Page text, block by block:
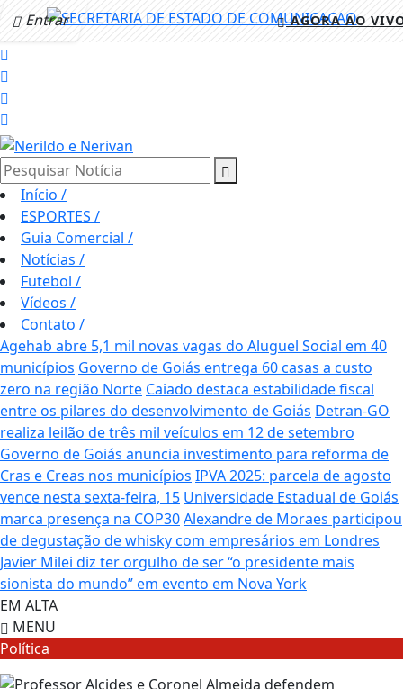
Entrar AGORA AO
Pesquisar Notícia
Início /
ESPORTES /
Guia Comercial /
Notícias /
Futebol /
Vídeos /
Contato /
Agehab abre 5,1 mil novas vagas do Aluguel Social em 40
municípios Governo de Goiás entrega 60 casas a custo
zero na região Norte Caiado destaca estabilidade fiscal
entre os pilares do desenvolvimento de Goiás Detran-GO
realiza leilão de três mil veículos em 12 de setembro
Governo de Goiás anuncia investimento para reforma de
Cras e Creas nos municípios IPVA 2025: parcela de agosto
vence nesta sexta-feira, 15 Universidade Estadual de Goiás
marca presença na COP30Alexandre de Moraes participou
de degustação de whisky com empresários em Londres
Javier Milei diz ter orgulho de ser “o presidente mais
sionista do mundo” em evento em Nova York
EM ALTA
MENU
Política